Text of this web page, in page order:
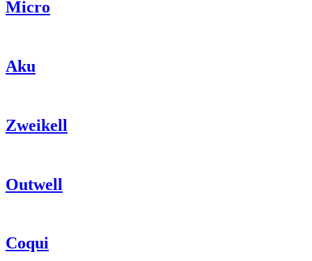
Micro
Aku
Zweikell
Outwell
Coqui